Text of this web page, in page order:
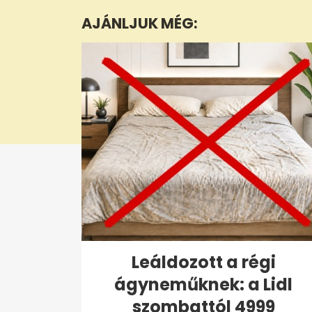
0%
AJÁNLJUK MÉG:
Leáldozott a régi
ágyneműknek: a Lidl
szombattól 4999